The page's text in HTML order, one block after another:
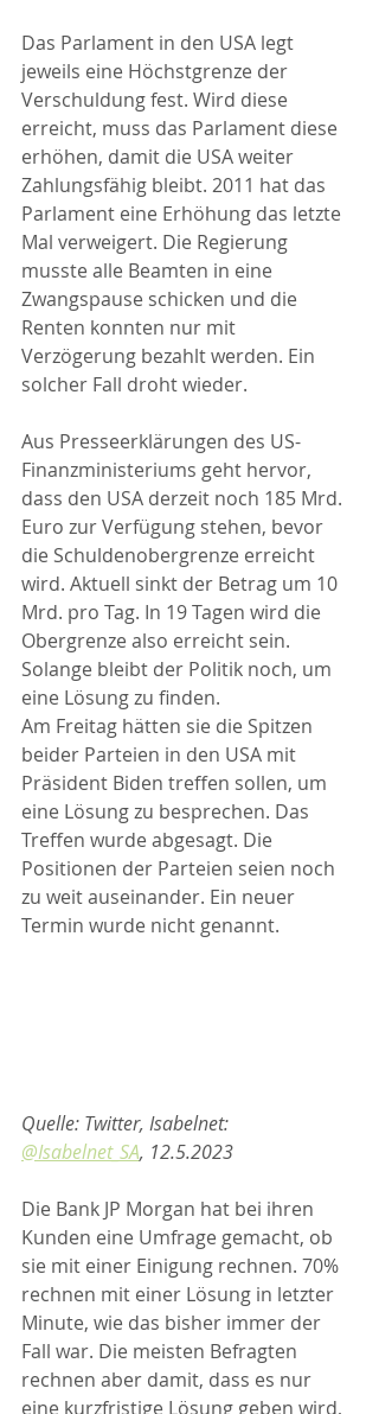
Das Parlament in den USA legt
jeweils eine Höchstgrenze der
Verschuldung fest. Wird diese
erreicht, muss das Parlament diese
erhöhen, damit die USA weiter
Zahlungsfähig bleibt. 2011 hat das
Parlament eine Erhöhung das letzte
Mal verweigert. Die Regierung
musste alle Beamten in eine
Zwangspause schicken und die
Renten konnten nur mit
Verzögerung bezahlt werden. Ein
solcher Fall droht wieder.
Aus Presseerklärungen des US-
Finanzministeriums geht hervor,
dass den USA derzeit noch 185 Mrd.
Euro zur Verfügung stehen, bevor
die Schuldenobergrenze erreicht
wird. Aktuell sinkt der Betrag um 10
Mrd. pro Tag. In 19 Tagen wird die
Obergrenze also erreicht sein.
Solange bleibt der Politik noch, um
eine Lösung zu finden.
Am Freitag hätten sie die Spitzen
beider Parteien in den USA mit
Präsident Biden treffen sollen, um
eine Lösung zu besprechen. Das
Treffen wurde abgesagt. Die
Positionen der Parteien seien noch
zu weit auseinander. Ein neuer
Termin wurde nicht genannt.
Quelle: Twitter, Isabelnet:
@Isabelnet_SA, 12.5.2023
Die Bank JP Morgan hat bei ihren
Kunden eine Umfrage gemacht, ob
sie mit einer Einigung rechnen. 70%
rechnen mit einer Lösung in letzter
Minute, wie das bisher immer der
Fall war. Die meisten Befragten
rechnen aber damit, dass es nur
eine kurzfristige Lösung geben wird,